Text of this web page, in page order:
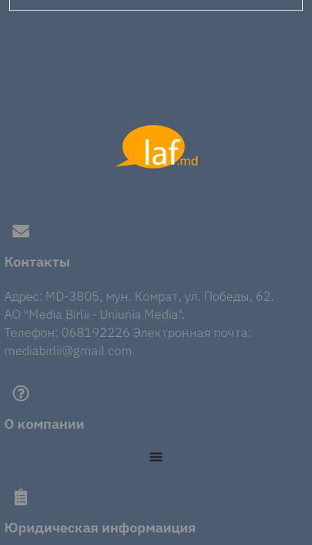
Контакты
Адрес: MD-3805, мун. Комрат, ул. Победы, 62.
AO "Media Birlii - Uniunia Media".
Телефон: 068192226 Электронная почта:
mediabirlii@gmail.com
О компании
Юридическая информаиция